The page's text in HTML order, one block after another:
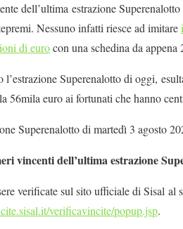
dell’ultima estrazione
Nessuno infatti riesce ad imitare
di eurocon una schedina da appena
l’estrazione Superenalotto di oggi,
56mila euro ai fortunati che hanno
Superenalotto di martedì 3 agosto
vincenti dell’ultima estrazione
verificate sul sito ufficiale di Sisal al
verificavincite/popup.jsp.